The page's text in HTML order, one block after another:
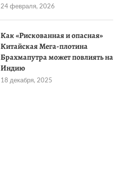
24 февраля, 2026
Как «Рискованная и опасная»
Китайская Мега-плотина
Брахмапутра может повлиять на
Индию
18 декабря, 2025